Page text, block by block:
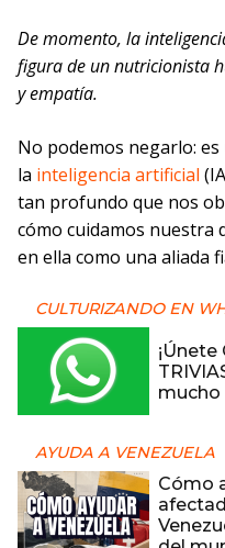
De momento, la
figura de un nutricionista
y empatía.
No podemos negarlo:
la inteligencia artificial
tan profundo que nos
cómo cuidamos nuestra
en ella como una aliada
CULTURIZANDO EN
¡Únete
mucho
AYUDA A VENEZUELA
Cómo